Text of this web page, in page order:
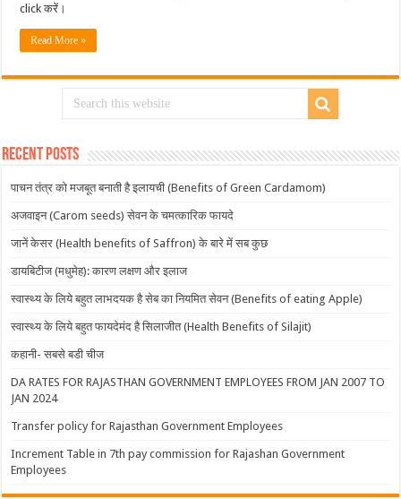
click करें।
Read More »
Recent Posts
पाचन तंत्र को मजबूत बनाती है इलायची (Benefits of Green Cardamom)
अजवाइन (Carom seeds) सेवन के चमत्कारिक फायदे
जानें केसर (Health benefits of Saffron) के बारे में सब कुछ
डायबिटीज (मधुमेह): कारण लक्षण और इलाज
स्वास्थ्य के लिये बहुत लाभदयक है सेब का नियमित सेवन (Benefits of eating Apple)
स्वास्थ्य के लिये बहुत फायदेमंद है सिलाजीत (Health Benefits of Silajit)
कहानी- सबसे बडी चीज
DA RATES FOR RAJASTHAN GOVERNMENT EMPLOYEES FROM JAN 2007 TO
JAN 2024
Transfer policy for Rajasthan Government Employees
Increment Table in 7th pay commission for Rajashan Government
Employees